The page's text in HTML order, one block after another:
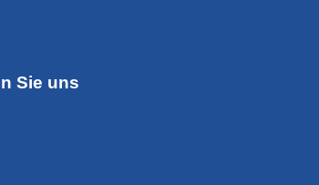
Sie uns